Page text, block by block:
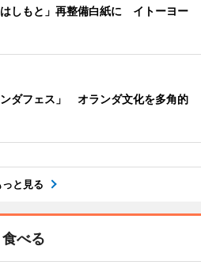
はしもと」再整備白紙に イトーヨー
ダフェス」 オランダ文化を多角的
っと見る
食べる